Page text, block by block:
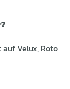
Velux, Roto